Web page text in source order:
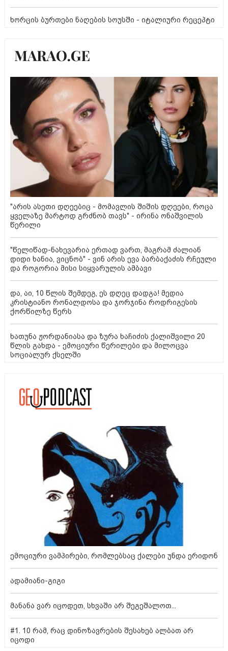
ხორცის ბურთები ნაღების სოუსში - იტალიური რეცეპტი
"არის ასეთი დღეებიც - მომავლის შიშის დღეები, როცა
ყველაზე მარტოდ გრძნობ თავს" - ირინა ონაშვილის
წერილი
"წელიწად-ნახევარია ერთად ვართ, მაგრამ ძალიან
დიდი ხანია, ვიცნობ" - ვინ არის ევა ბარბაქაძის რჩეული
და როგორია მისი სიყვარულის ამბავი
და, აი, 10 წლის შემდეგ, ეს დღეც დადგა! მედია
კრისტიანო რონალდოსა და ჯორჯინა როდრიგესის
ქორწილზე წერს
ხათუნა ჟორდანიასა და ზურა ხაჩიძის ქალიშვილი 20
წლის გახდა - ემოციური წერილები და მილოცვა
სოციალურ ქსელში
ემოციური ვამპირები, რომლებსაც ქალები უნდა ერიდონ
ადამიანი-გიგი
მანანა ვარ იცოდეთ, სხვაში არ შეგეშალოთ...
#1. 10 რამ, რაც დინოზავრების შესახებ ალბათ არ
იცოდი